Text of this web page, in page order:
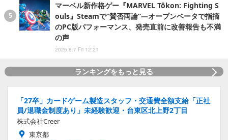
マーベル新作格ゲー『MARVEL Tōkon: Fighting S
ouls』Steamで“賛否両論”―オープンベータで指摘
のPC版パフォーマンス、発売直前に改善報告も不満
の声
2026.8.7 Fri 12:21
ランキングをもっと見る
「27卒」カードゲーム製造スタッフ・交通費全額支給「正社
員/退職金制度あり」未経験歓迎・台東区北上野2丁目
株式会社Creer
東京都